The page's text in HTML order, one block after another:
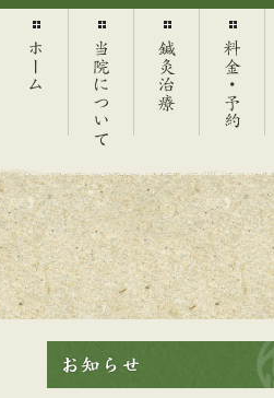
ホーム
いて
料金・予
約